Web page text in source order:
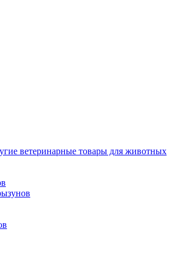
ветеринарные товары для животных